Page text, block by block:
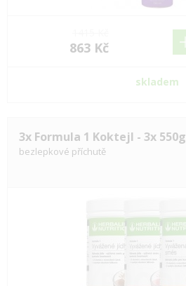
863 Kč
skladem
3x Formula 1 Koktejl - 3x 550g
bezlepkové příchutě